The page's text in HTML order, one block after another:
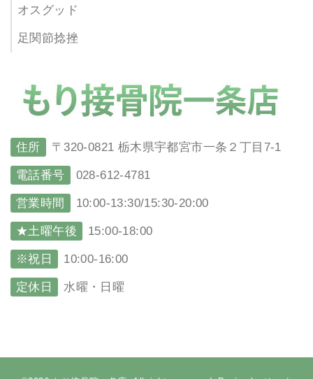
オスグッド
足関節捻挫
住所 〒320-0821 栃木県宇都宮市一条２丁目7-1
電話番号 028-612-4781
営業時間 10:00-13:30/15:30-20:00
★土曜午後 15:00-18:00
※祝日 10:00-16:00
定休日 水曜・日曜